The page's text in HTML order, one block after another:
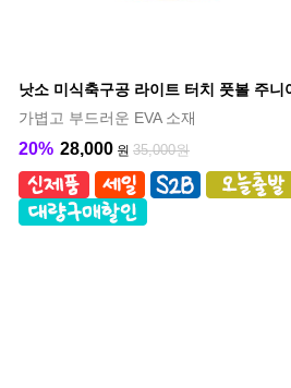
낫소 미식축구공 라이트 터치 풋볼 주니
가볍고 부드러운 EVA 소재
20% 28,000 원 35,000원